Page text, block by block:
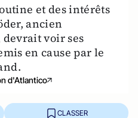
et des intérêts
ancien
voir ses
en cause par le
d'Atlantico
CLASSER